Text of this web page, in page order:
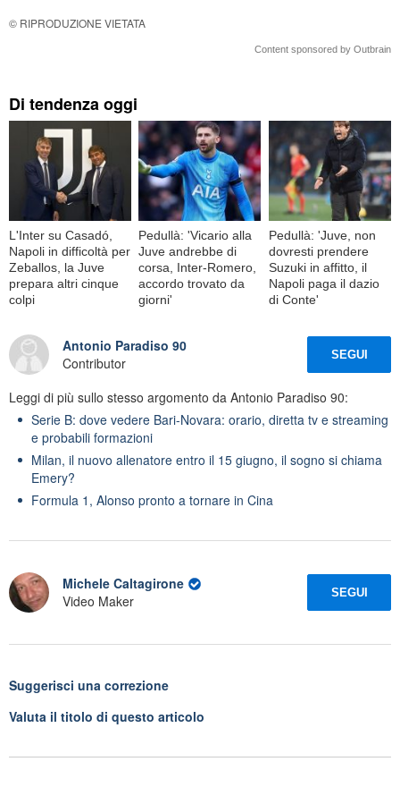
© RIPRODUZIONE VIETATA
Content sponsored by Outbrain
Di tendenza oggi
L'Inter su Casadó,
Napoli in difficoltà per
Zeballos, la Juve
prepara altri cinque
colpi
Pedullà: 'Vicario alla
Juve andrebbe di
corsa, Inter-Romero,
accordo trovato da
giorni'
Pedullà: 'Juve, non
dovresti prendere
Suzuki in affitto, il
Napoli paga il dazio
di Conte'
Antonio Paradiso 90
Contributor
SEGUI
Leggi di più sullo stesso argomento da Antonio Paradiso 90:
Serie B: dove vedere Bari-Novara: orario, diretta tv e streaming
e probabili formazioni
Milan, il nuovo allenatore entro il 15 giugno, il sogno si chiama
Emery?
Formula 1, Alonso pronto a tornare in Cina
Michele Caltagirone
Video Maker
SEGUI
Suggerisci una correzione
Valuta il titolo di questo articolo